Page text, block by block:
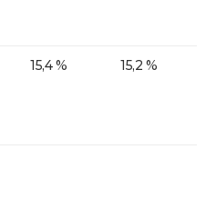
15,4 % 15,2 %